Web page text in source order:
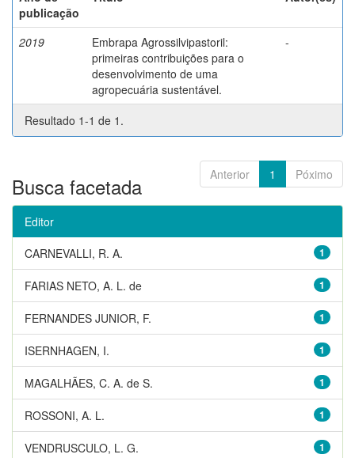
publicação
2019
Embrapa Agrossilvipastoril:
primeiras contribuições para o
desenvolvimento de uma
agropecuária sustentável.
-
Resultado 1-1 de 1.
Anterior 1 Póximo
Busca facetada
Editor
1
CARNEVALLI, R. A.
1
FARIAS NETO, A. L. de
1
FERNANDES JUNIOR, F.
1
ISERNHAGEN, I.
1
MAGALHÃES, C. A. de S.
1
ROSSONI, A. L.
1
VENDRUSCULO, L. G.